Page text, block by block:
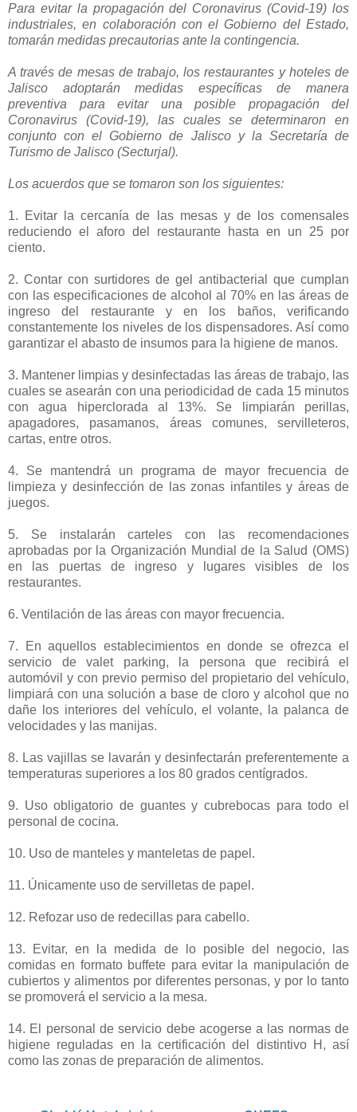
Para evitar la propagación del Coronavirus (Covid-19) los
industriales, en colaboración con el Gobierno del Estado,
tomarán medidas precautorias ante la contingencia.
A través de mesas de trabajo, los restaurantes y hoteles de
Jalisco adoptarán medidas específicas de manera
preventiva para evitar una posible propagación del
Coronavirus (Covid-19), las cuales se determinaron en
conjunto con el Gobierno de Jalisco y la Secretaría de
Turismo de Jalisco (Secturjal).
Los acuerdos que se tomaron son los siguientes:
1. Evitar la cercanía de las mesas y de los comensales
reduciendo el aforo del restaurante hasta en un 25 por
ciento.
2. Contar con surtidores de gel antibacterial que cumplan
con las especificaciones de alcohol al 70% en las áreas de
ingreso del restaurante y en los baños, verificando
constantemente los niveles de los dispensadores. Así como
garantizar el abasto de insumos para la higiene de manos.
3. Mantener limpias y desinfectadas las áreas de trabajo, las
cuales se asearán con una periodicidad de cada 15 minutos
con agua hiperclorada al 13%. Se limpiarán perillas,
apagadores, pasamanos, áreas comunes, servilleteros,
cartas, entre otros.
4. Se mantendrá un programa de mayor frecuencia de
limpieza y desinfección de las zonas infantiles y áreas de
juegos.
5. Se instalarán carteles con las recomendaciones
aprobadas por la Organización Mundial de la Salud (OMS)
en las puertas de ingreso y lugares visibles de los
restaurantes.
6. Ventilación de las áreas con mayor frecuencia.
7. En aquellos establecimientos en donde se ofrezca el
servicio de valet parking, la persona que recibirá el
automóvil y con previo permiso del propietario del vehículo,
limpiará con una solución a base de cloro y alcohol que no
dañe los interiores del vehículo, el volante, la palanca de
velocidades y las manijas.
8. Las vajillas se lavarán y desinfectarán preferentemente a
temperaturas superiores a los 80 grados centígrados.
9. Uso obligatorio de guantes y cubrebocas para todo el
personal de cocina.
10. Uso de manteles y manteletas de papel.
11. Únicamente uso de servilletas de papel.
12. Refozar uso de redecillas para cabello.
13. Evitar, en la medida de lo posible del negocio, las
comidas en formato buffete para evitar la manipulación de
cubiertos y alimentos por diferentes personas, y por lo tanto
se promoverá el servicio a la mesa.
14. El personal de servicio debe acogerse a las normas de
higiene reguladas en la certificación del distintivo H, así
como las zonas de preparación de alimentos.